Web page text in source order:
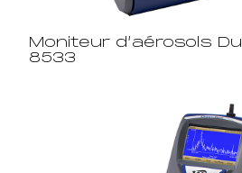
Moniteur d’aérosols
8533